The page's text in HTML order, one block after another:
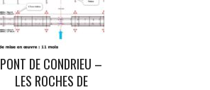
PONT DE CONDRIEU –
LES ROCHES DE